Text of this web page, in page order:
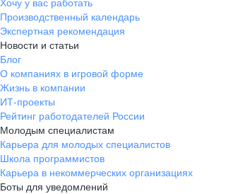
Производственный календарь
Экспертная рекомендация
Новости и статьи
Блог
О компаниях в игровой форме
Жизнь в компании
ИТ-проекты
Рейтинг работодателей России
Молодым специалистам
Карьера для молодых специалистов
Школа программистов
Карьера в некоммерческих организациях
Боты для уведомлений